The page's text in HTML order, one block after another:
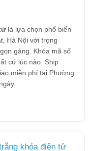
là lựa chọn phổ biến
Hà Nội với trọng
gàng. Khóa mã số
cứ lúc nào. Ship
miễn phí tại Phường
khóa điện tử